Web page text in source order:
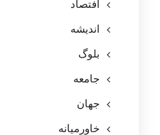
افتصاد
اندیشه
بلوگ
جامعه
جهان
خاورمیانه